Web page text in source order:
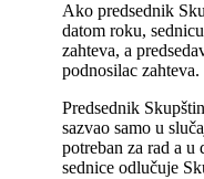
Ako predsednik
datom roku,
zahteva, a
podnosilac zahteva.
Predsednik
sazvao samo u
potreban za rad a u
sednice odlučuje